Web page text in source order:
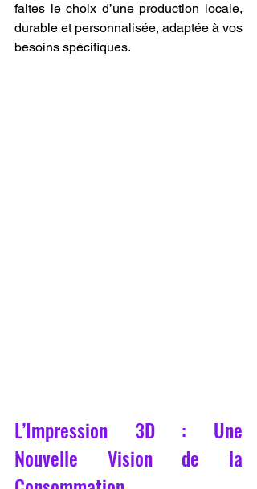
faites le choix d’une production locale,
durable et personnalisée, adaptée à vos
besoins spécifiques.
L’Impression 3D : Une
Nouvelle Vision de la